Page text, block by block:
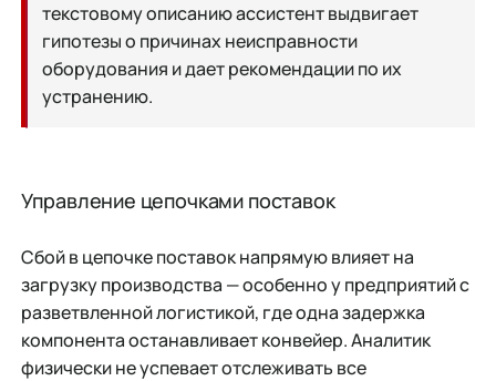
текстовому описанию ассистент выдвигает
гипотезы о причинах неисправности
оборудования и дает рекомендации по их
устранению.
Управление цепочками поставок
Сбой в цепочке поставок напрямую влияет на
загрузку производства — особенно у предприятий с
разветвленной логистикой, где одна задержка
компонента останавливает конвейер. Аналитик
физически не успевает отслеживать все